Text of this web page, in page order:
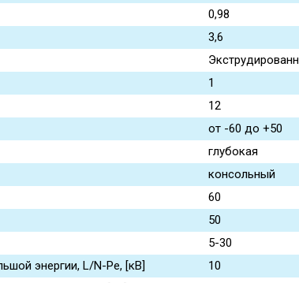
0,98
3,6
1
12
от -60 до +50
глубокая
консольный
60
50
5-30
энергии, L/N-Pe, [кВ]
10